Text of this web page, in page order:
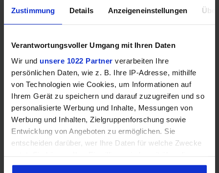
Zustimmung Details Anzeigeneinstellungen
Verantwortungsvoller Umgang mit Ihren Daten
Wir und unsere 1022 Partner verarbeiten Ihre
persönlichen Daten, wie z. B. Ihre IP-Adresse, mithilfe
von Technologien wie Cookies, um Informationen auf
Ihrem Gerät zu speichern und darauf zuzugreifen und so
personalisierte Werbung und Inhalte, Messungen von
Werbung und Inhalten, Zielgruppenforschung sowie
Entwicklung von Angeboten zu ermöglichen. Sie
entscheiden darüber, wer Ihre Daten für welche Zwecke
Cookie-Erklärung oder durch Klicken auf das Privacy
Videoanschlüsse
DisplayPort –
Encoding